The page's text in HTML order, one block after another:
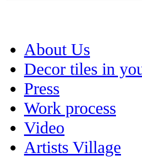
About Us
Decor tiles in
Press
Work process
Video
Artists Village